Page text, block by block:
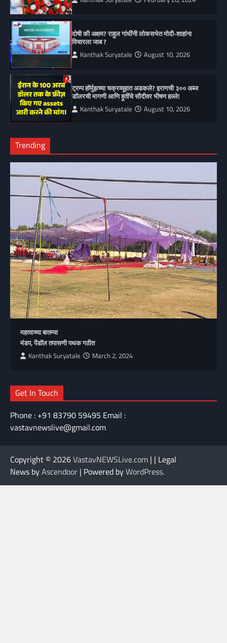
दोषी की अक्षम? राहुल गांधींनी लोकसभेत मोदी-शाहांना
विचारला जाब ?
Kanthak Suryatale August 10, 2026
ट्रम्प हॉर्मुझच्या चक्रव्यूहात अडकले? इराणची ३०० अब्ज
डॉलरची मागणी आणि हूतींचे सौदीवर भीषण हल्ले!
Kanthak Suryatale August 10, 2026
Trending
महत्वाच्या बातम्या
मंडप, पेंडॉल तपासणी पथक गठीत
Kanthak Suryatale March 2, 2024
Get In Touch
Phone : +91 83790 59495 Email :
vastavnewslive@gmail.com
Copyright © 2026VastavNEWSLive.com | | Legal
News byAscendoor | Powered byWordPress.